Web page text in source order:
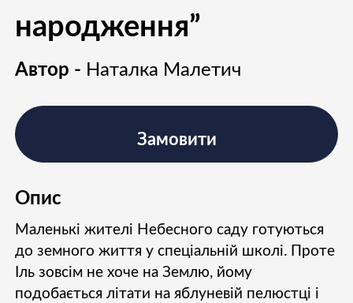
народження”
Автор - Наталка Малетич
Опис
Маленькі жителі Небесного саду готуються
до земного життя у спеціальній школі. Проте
Іль зовсім не хоче на Землю, йому
подобається літати на яблуневій пелюстці і
Замовити